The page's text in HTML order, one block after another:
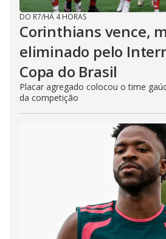
DO R7/HÁ 4 HORAS
Corinthians vence,
eliminado pelo
Copa do Brasil
Placar agregado colocou o time
da competição